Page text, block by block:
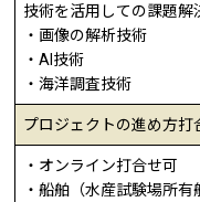
技術を活用しての課題解
・画像の解析技術
・AI技術
・海洋調査技術
プロジェクトの進め方打
・オンライン打合せ可
・船舶（水産試験場所